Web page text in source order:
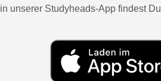
in unserer Studyheads-App findest